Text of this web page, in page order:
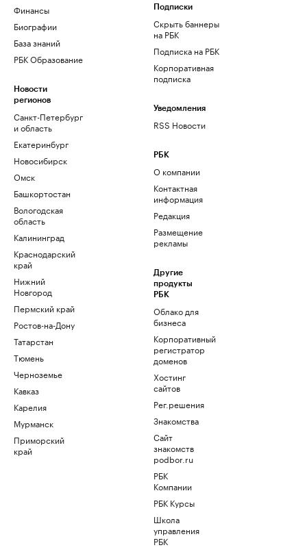
Финансы
Биографии
База знаний
РБК Образование
Новости
регионов
Санкт-Петербург
и область
Екатеринбург
Новосибирск
Омск
Башкортостан
Вологодская
область
Калининград
Краснодарский
край
Нижний
Новгород
Пермский край
Ростов-на-Дону
Татарстан
Тюмень
Черноземье
Кавказ
Карелия
Мурманск
Приморский
край
Подписки
Скрыть баннеры
на РБК
Подписка на РБК
Корпоративная
подписка
Уведомления
RSS Новости
РБК
О компании
Контактная
информация
Редакция
Размещение
рекламы
Другие
продукты
РБК
Облако для
бизнеса
Корпоративный
регистратор
доменов
Хостинг
сайтов
Рег.решения
Знакомства
Сайт
знакомств
podbor.ru
РБК
Компании
РБК Курсы
Школа
управления
РБК